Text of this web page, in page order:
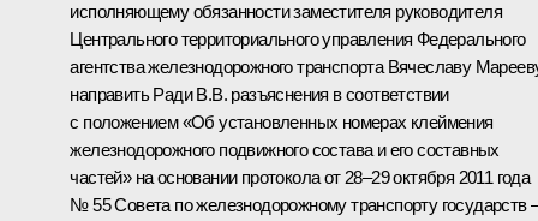
исполняющему обязанности заместителя руководителя
Центрального территориального управления Федерального
агентства железнодорожного транспорта Вячеславу
направить Ради В.В. разъяснения в соответствии
с положением «Об установленных номерах клеймения
железнодорожного подвижного состава и его составных
частей» на основании протокола от 28–29 октября 2011 года
№ 55 Совета по железнодорожному транспорту государств